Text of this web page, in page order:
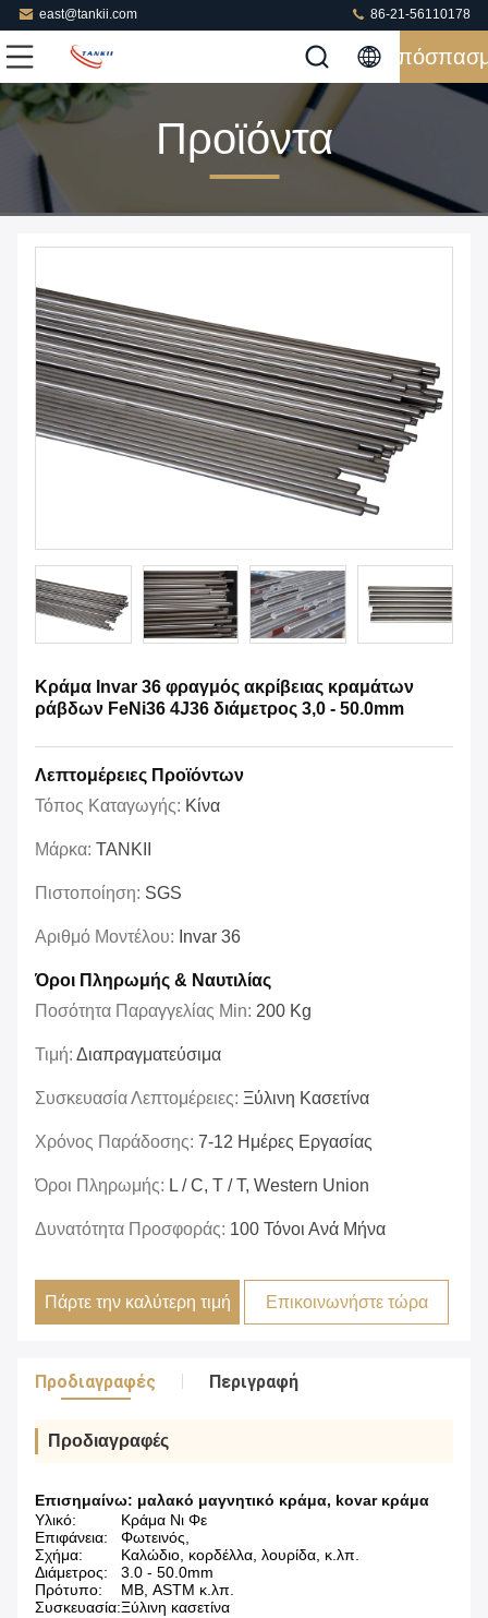
east@tankii.com 86-21-56110178
Προϊόντα
Κράμα Invar 36 φραγμός ακρίβειας κραμάτων
ράβδων FeNi36 4J36 διάμετρος 3,0 - 50.0mm
Λεπτομέρειες Προϊόντων
Τόπος Καταγωγής: Κίνα
Μάρκα: TANKII
Πιστοποίηση: SGS
Αριθμό Μοντέλου: Invar 36
Όροι Πληρωμής & Ναυτιλίας
Ποσότητα Παραγγελίας Min: 200 Kg
Τιμή: Διαπραγματεύσιμα
Συσκευασία Λεπτομέρειες: Ξύλινη Κασετίνα
Χρόνος Παράδοσης: 7-12 Ημέρες Εργασίας
Όροι Πληρωμής: L / C, T / T, Western Union
Δυνατότητα Προσφοράς: 100 Τόνοι Ανά Μήνα
Πάρτε την καλύτερη τιμή Επικοινωνήστε τώρα
Προδιαγραφές Περιγραφή
Προδιαγραφές
Επισημαίνω: μαλακό μαγνητικό κράμα, kovar κράμα
Υλικό:
Κράμα Νι Φε
Επιφάνεια:
Φωτεινός,
Σχήμα:
Καλώδιο, κορδέλλα, λουρίδα, κ.λπ.
Διάμετρος:
3.0 - 50.0mm
Πρότυπο:
ΜΒ, ASTM κ.λπ.
Συσκευασία:Ξύλινη κασετίνα